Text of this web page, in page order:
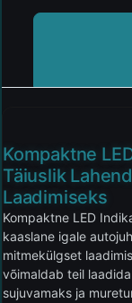
Kompaktne
Täiuslik
Laadimiseks
Kompaktne LED
kaaslane igale
mitmekülgset
võimaldab teil
sujuvamaks ja